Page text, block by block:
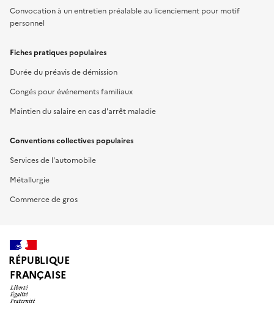
Convocation à un entretien préalable au licenciement pour motif
personnel
Fiches pratiques populaires
Durée du préavis de démission
Congés pour événements familiaux
Maintien du salaire en cas d'arrêt maladie
Conventions collectives populaires
Services de l'automobile
Métallurgie
Commerce de gros
RÉPUBLIQUE
FRANÇAISE